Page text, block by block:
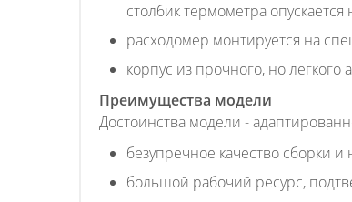
столбик термометра
расходомер монтируется на
корпус из прочного, но
Преимущества модели
Достоинства модели -
безупречное качество сборки и
большой рабочий ресурс,